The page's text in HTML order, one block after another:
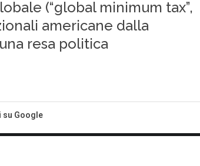
(“global minimum tax”,
americane dalla
resa politica
Google